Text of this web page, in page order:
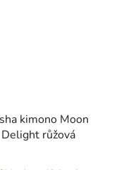
kimono Moon
Delight růžová